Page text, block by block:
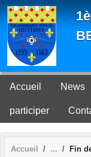
Accueil News
participer
Accueil Fin
Panneau de gestion